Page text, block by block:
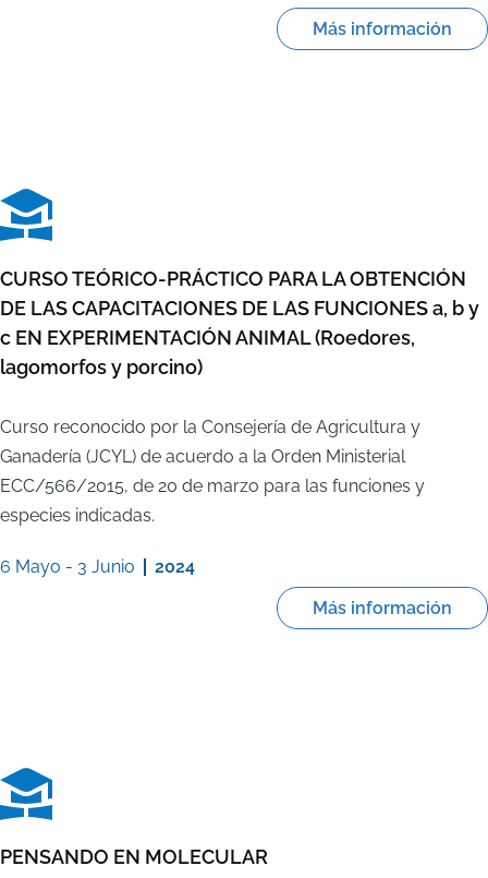
Más información
CURSO TEÓRICO-PRÁCTICO PARA LA OBTENCIÓN
DE LAS CAPACITACIONES DE LAS FUNCIONES a, b y
c EN EXPERIMENTACIÓN ANIMAL (Roedores,
lagomorfos y porcino)
Curso reconocido por la Consejería de Agricultura y
Ganadería (JCYL) de acuerdo a la Orden Ministerial
ECC/566/2015, de 20 de marzo para las funciones y
especies indicadas.
6 Mayo - 3 Junio
2024
Más información
PENSANDO EN MOLECULAR